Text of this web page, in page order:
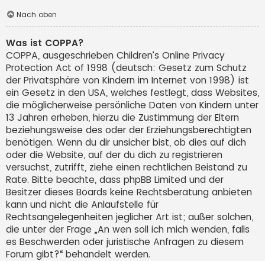
Nach oben
Was ist COPPA?
COPPA, ausgeschrieben Children’s Online Privacy
Protection Act of 1998 (deutsch: Gesetz zum Schutz
der Privatsphäre von Kindern im Internet von 1998) ist
ein Gesetz in den USA, welches festlegt, dass Websites,
die möglicherweise persönliche Daten von Kindern unter
13 Jahren erheben, hierzu die Zustimmung der Eltern
beziehungsweise des oder der Erziehungsberechtigten
benötigen. Wenn du dir unsicher bist, ob dies auf dich
oder die Website, auf der du dich zu registrieren
versuchst, zutrifft, ziehe einen rechtlichen Beistand zu
Rate. Bitte beachte, dass phpBB Limited und der
Besitzer dieses Boards keine Rechtsberatung anbieten
kann und nicht die Anlaufstelle für
Rechtsangelegenheiten jeglicher Art ist; außer solchen,
die unter der Frage „An wen soll ich mich wenden, falls
es Beschwerden oder juristische Anfragen zu diesem
Forum gibt?“ behandelt werden.